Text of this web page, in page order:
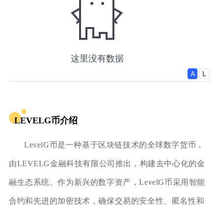
LEVELG币介绍
LevelG币是一种基于区块链技术的全球数字货币，
由LEVELG金融科技有限公司推出，构建去中心化的金
融生态系统。作为新兴的数字资产，LevelG币采用智能
合约和先进的加密技术，确保交易的安全性、匿名性和